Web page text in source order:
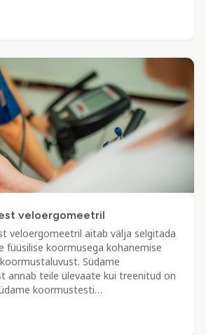
veloergomeetril
veloergomeetril aitab välja selgitada
füüsilise koormusega kohanemise
Südame
annab teile ülevaate kui treenitud on
koormustesti…